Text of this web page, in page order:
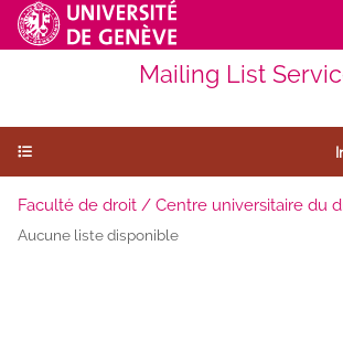
Mailing List
Faculté de droit / Centre universitaire du
Aucune liste disponible